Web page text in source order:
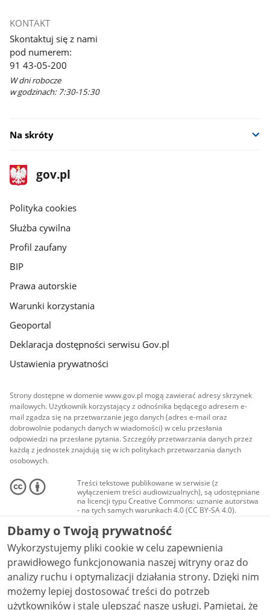
KONTAKT
Skontaktuj się z nami
pod numerem:
91 43-05-200
W dni robocze
w godzinach: 7:30-15:30
Na skróty
stopka
gov.pl
Strona
gov.pl
gov.pl
Polityka cookies
Służba cywilna
Profil zaufany
BIP
Prawa autorskie
Warunki korzystania
Geoportal
Deklaracja dostępności serwisu Gov.pl
Ustawienia prywatności
Strony dostępne w domenie www.gov.pl mogą zawierać adresy skrzynek
mailowych. Użytkownik korzystający z odnośnika będącego adresem e-
mail zgadza się na przetwarzanie jego danych (adres e-mail oraz
dobrowolnie podanych danych w wiadomości) w celu przesłania
odpowiedzi na przesłane pytania. Szczegóły przetwarzania danych przez
każdą z jednostek znajdują się w ich politykach przetwarzania danych
osobowych.
Treści tekstowe publikowane w serwisie (z
wyłączeniem treści audiowizualnych), są udostępniane
na licencji typu Creative Commons: uznanie autorstwa
- na tych samych warunkach 4.0 (CC BY-SA 4.0).
Materiały audiowizualne, w tym zdjęcia, materiały
audio i wideo, są udostępniane na licencji typu
Creative Commons: uznanie autorstwa użycie
niekomercyjne - bez utworów zależnych 4.0 (CC BY-
NC-ND 4.0), o ile nie jest to stwierdzone inaczej.
Dbamy o Twoją prywatność
Wykorzystujemy pliki cookie w celu zapewnienia
prawidłowego funkcjonowania naszej witryny oraz do
analizy ruchu i optymalizacji działania strony. Dzięki nim
możemy lepiej dostosować treści do potrzeb
użytkowników i stale ulepszać nasze usługi. Pamiętaj, że